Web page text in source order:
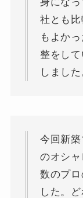
社とも
もよか
整をし
しまし
今回新
のオシ
数のプ
した。